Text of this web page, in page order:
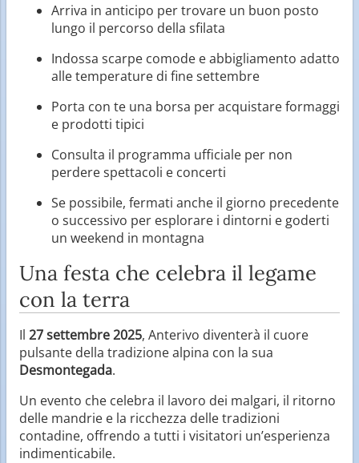
Arriva in anticipo per trovare un buon posto
lungo il percorso della sfilata
Indossa scarpe comode e abbigliamento adatto
alle temperature di fine settembre
Porta con te una borsa per acquistare formaggi
e prodotti tipici
Consulta il programma ufficiale per non
perdere spettacoli e concerti
Se possibile, fermati anche il giorno precedente
o successivo per esplorare i dintorni e goderti
un weekend in montagna
Una festa che celebra il legame
con la terra
Il 27 settembre 2025, Anterivo diventerà il cuore
pulsante della tradizione alpina con la sua
Desmontegada.
Un evento che celebra il lavoro dei malgari, il ritorno
delle mandrie e la ricchezza delle tradizioni
contadine, offrendo a tutti i visitatori un’esperienza
indimenticabile.